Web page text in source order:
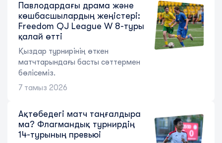
Павлодардағы драма және
көшбасшылардың жеңістері:
Freedom QJ League W 8-туры
қалай өтті
Қыздар турнирінің өткен
матчтарындағы басты сәттермен
бөлісеміз.
7 тамыз 2026
Ақтөбедегі матч таңғалдыра
ма? Флагмандық турнирдің
14-турының превьюі